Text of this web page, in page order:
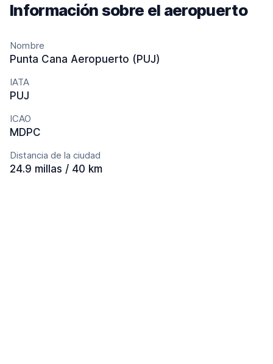
Información sobre el aeropuerto
Nombre
Punta Cana Aeropuerto (PUJ)
IATA
PUJ
ICAO
MDPC
Distancia de la ciudad
24.9 millas / 40 km